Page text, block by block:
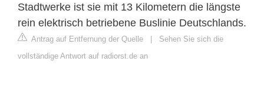
Stadtwerke ist sie mit 13 Kilometern die längste
rein elektrisch betriebene Buslinie Deutschlands.
Antrag auf Entfernung der Quelle | Sehen Sie sich die
vollständige Antwort auf radiorst.de an